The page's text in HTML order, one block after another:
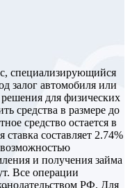
специализирующийся
залог автомобиля или
для физических
средства в размере до
средство остается в
составляет 2.74%
и получения займа
Все операции
РФ. Для